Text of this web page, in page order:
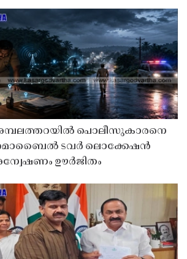
പൊലീസുകാരനെ
ടവർ ലൊക്കേഷൻ
ഊർജിതം